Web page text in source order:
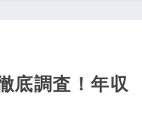
底調査！年収